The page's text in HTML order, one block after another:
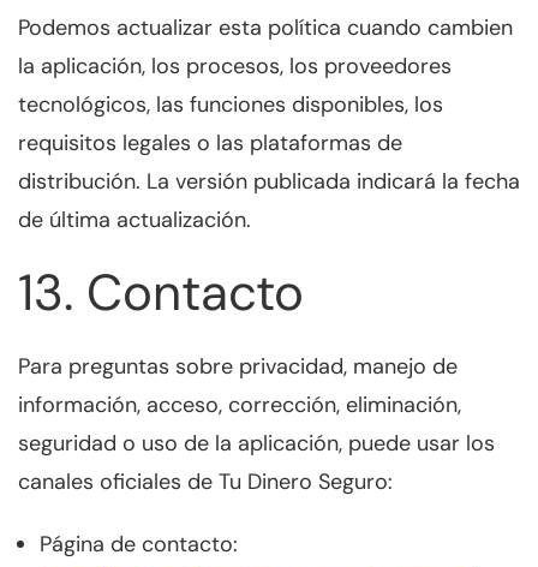
Podemos actualizar esta política cuando cambien
la aplicación, los procesos, los proveedores
tecnológicos, las funciones disponibles, los
requisitos legales o las plataformas de
distribución. La versión publicada indicará la fecha
de última actualización.
13. Contacto
Para preguntas sobre privacidad, manejo de
información, acceso, corrección, eliminación,
seguridad o uso de la aplicación, puede usar los
canales oficiales de Tu Dinero Seguro:
Página de contacto: